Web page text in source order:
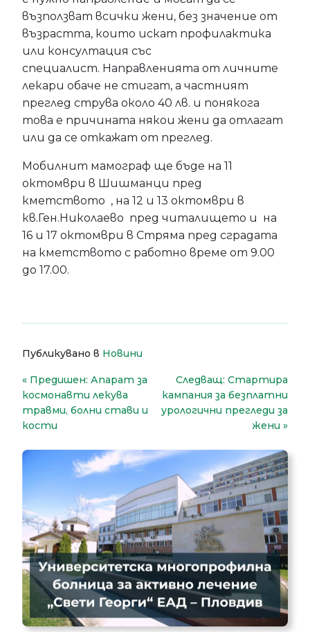
възползват всички жени, без значение от
възрастта, които искат профилактика
или консултация със
специалист. Направленията от личните
лекари обаче не стигат, а частният
преглед струва около 40 лв. и понякога
това е причината някои жени да отлагат
или да се откажат от преглед.
Мобилнит мамограф ще бъде на 11
октомври в Шишманци пред
кметството , на 12 и 13 октомври в
кв.Ген.Николаево пред читалището и на
16 и 17 октомври в Стряма пред сградата
на кметството с работно време от 9.00
до 17.00.
Публикувано в Новини
Навигация
Предишен: Апарат за
космонавти лекува
травми, болни стави и
кости
Следващ: Стартира
кампания за безплатни
урологични прегледи за
жени